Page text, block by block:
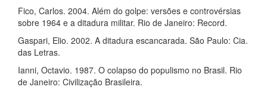
Fico, Carlos. 2004. Além do golpe: versões e controvérsias
sobre 1964 e a ditadura militar. Rio de Janeiro: Record.
Gaspari, Elio. 2002. A ditadura escancarada. São Paulo: Cia.
das Letras.
Ianni, Octavio. 1987. O colapso do populismo no Brasil. Rio
de Janeiro: Civilização Brasileira.